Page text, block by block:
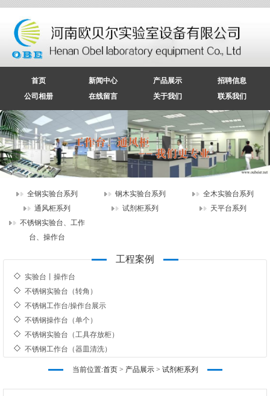
首页 新闻中心 产品展示
招聘信息
公司相册
在线留言 关于我们 联系我们
全钢实验台系列 钢木实验台系列
全木实验台系列
通风柜系列
试剂柜系列
天平台系列
不锈钢实验台、工作
台、操作台
工程案例
实验台丨操作台
不锈钢实验台（转角）
不锈钢工作台/操作台展示
不锈钢操作台（单个）
不锈钢实验台（工具存放柜）
不锈钢工作台（器皿清洗）
不锈钢工作台（多层）
不锈钢工作台
实验台丨操作台
当前位置:首页> 产品展示> 试剂柜系列